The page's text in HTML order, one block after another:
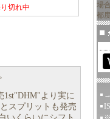
切れ中
1st"DHM"より実に
スプリットも発売
場
都